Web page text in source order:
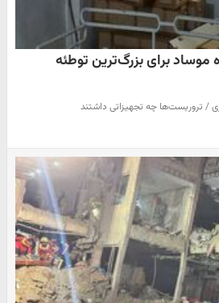
برای بزرگ‌ترین توطئه
/ تروریست‌ها چه تجهیزاتی داشتند